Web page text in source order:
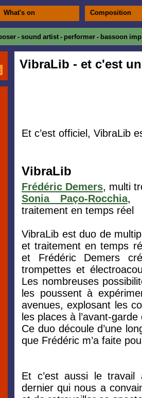
What's on Composition
- sound artist - performer - bassoon
VibraLib - et c'est
Et c’est officiel, VibraLib
VibraLib
Frédéric Demers, multi
Sonia Paço-Rocchia,
traitement en temps réel
VibraLib est duo de
et traitement en temps
et Frédéric Demers
trompettes et
Les nombreuses
les poussent à
avenues, explosant les
les places à l’avant-
Ce duo découle d’une
que Frédéric m’a faite
Et c’est aussi le
dernier qui nous a